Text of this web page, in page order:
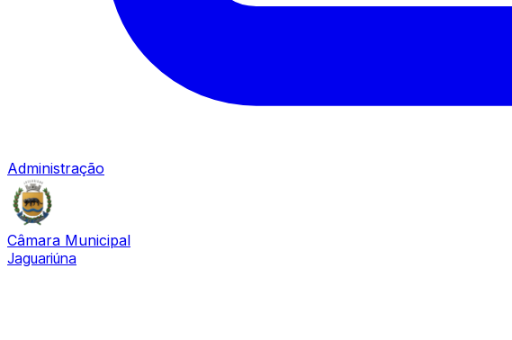
Administração
Câmara Municipal
Jaguariúna